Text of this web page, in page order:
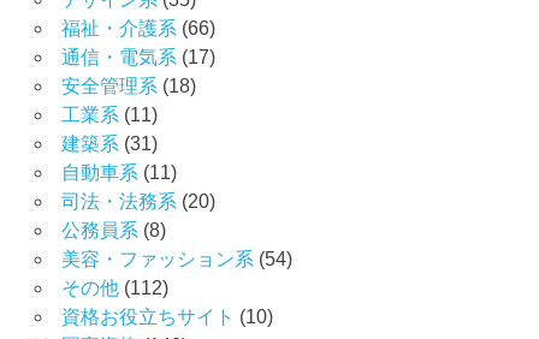
福祉・介護系 (66)
通信・電気系 (17)
安全管理系 (18)
工業系 (11)
建築系 (31)
自動車系 (11)
司法・法務系 (20)
公務員系 (8)
美容・ファッション系 (54)
その他(112)
資格お役立ちサイト (10)